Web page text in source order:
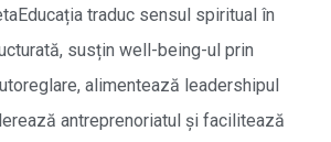
traduc sensul spiritual în
susțin well-being-ul prin
alimentează leadershipul
antreprenoriatul și facilitează